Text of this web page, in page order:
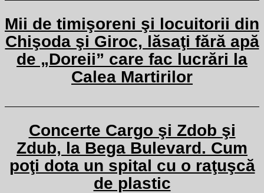
Mii de timişoreni şi locuitorii din
Chişoda şi Giroc, lăsaţi fără apă
de „Doreii” care fac lucrări la
Calea Martirilor
Concerte Cargo şi Zdob şi
Zdub, la Bega Bulevard. Cum
poţi dota un spital cu o raţuşcă
de plastic